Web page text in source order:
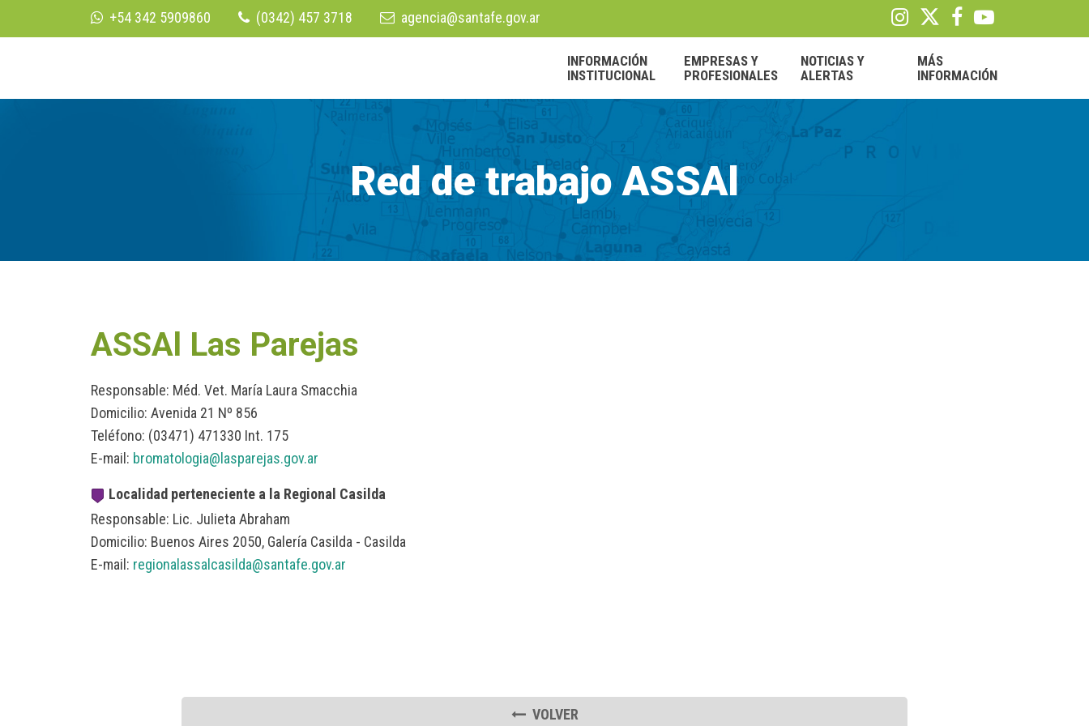
+54 342 5909860 (0342) 457 3718 agencia@santafe.gov.ar
INFORMACIÓN
INSTITUCIONAL
EMPRESAS Y
PROFESIONALES
NOTICIAS Y
ALERTAS
MÁS
INFORMACIÓN
Red de trabajo ASSAl
ASSAl Las Parejas
Responsable: Méd. Vet. María Laura Smacchia
Domicilio: Avenida 21 Nº 856
Teléfono: (03471) 471330 Int. 175
E-mail: bromatologia@lasparejas.gov.ar
Localidad perteneciente a la Regional Casilda
Responsable: Lic. Julieta Abraham
Domicilio: Buenos Aires 2050, Galería Casilda - Casilda
E-mail: regionalassalcasilda@santafe.gov.ar
VOLVER